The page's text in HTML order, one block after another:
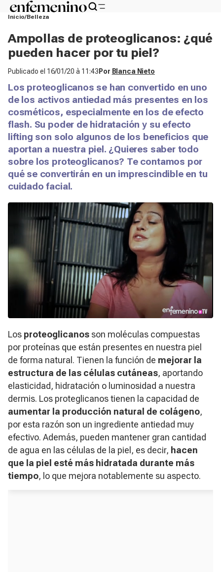
Inicio Belleza
Ampollas de proteoglicanos: ¿qué
pueden hacer por tu piel?
Publicado el 16/01/20 à 11:43 Por Blanca Nieto
Los proteoglicanos se han convertido en uno
de los activos antiedad más presentes en los
cosméticos, especialmente en los de efecto
flash. Su poder de hidratación y su efecto
lifting son solo algunos de los beneficios que
aportan a nuestra piel. ¿Quieres saber todo
sobre los proteoglicanos? Te contamos por
qué se convertirán en un imprescindible en tu
cuidado facial.
Los proteoglicanos son moléculas compuestas
por proteínas que están presentes en nuestra piel
de forma natural. Tienen la función de mejorar la
estructura de las células cutáneas, aportando
elasticidad, hidratación o luminosidad a nuestra
dermis. Los proteglicanos tienen la capacidad de
aumentar la producción natural de colágeno,
por esta razón son un ingrediente antiedad muy
efectivo. Además, pueden mantener gran cantidad
de agua en las células de la piel, es decir, hacen
que la piel esté más hidratada durante más
tiempo, lo que mejora notablemente su aspecto.